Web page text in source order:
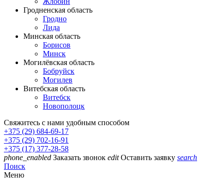
Гродненская область
Гродно
Лида
Минская область
Борисов
Минск
Могилёвская область
Бобруйск
Могилев
Витебская область
Витебск
Новополоцк
Свяжитесь с нами удобным способом
+375 (29) 684-69-17
+375 (29) 702-16-91
+375 (17) 377-28-58
phone_enabled Заказать звонок edit Оставить заявку search
Поиск
Меню